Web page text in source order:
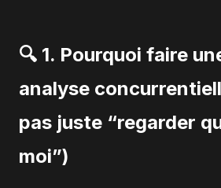
🔍 1. Pourquoi faire
analyse
pas juste “regarder
moi”)